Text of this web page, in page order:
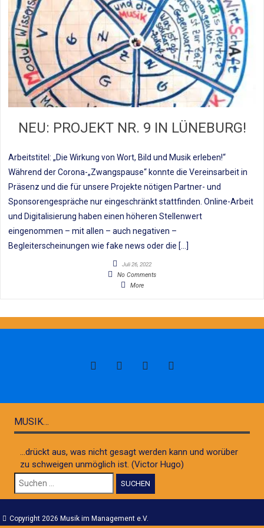
NEU: PROJEKT NR. 9 IN LÜNEBURG!
Arbeitstitel: „Die Wirkung von Wort, Bild und Musik erleben!“
Während der Corona-„Zwangspause“ konnte die Vereinsarbeit in
Präsenz und die für unsere Projekte nötigen Partner- und
Sponsorengespräche nur eingeschränkt stattfinden. Online-Arbeit
und Digitalisierung haben einen höheren Stellenwert
eingenommen – mit allen – auch negativen –
Begleiterscheinungen wie fake news oder die […]
Juli 26, 2022
No Comments
More
MUSIK…
...drückt aus, was nicht gesagt werden kann und worüber
zu schweigen unmöglich ist. (Victor Hugo)
Suchen
nach:
Copyright 2026 Musik im Management e.V.